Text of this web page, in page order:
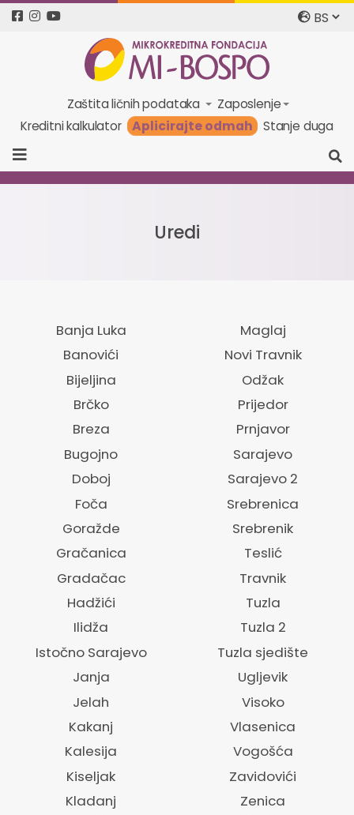
Zaštita ličnih podataka
Zaposlenje
Kreditni kalkulator
Aplicirajte odmah Stanje duga
Uredi
Banja Luka
Banovići
Bijeljina
Brčko
Breza
Bugojno
Doboj
Foča
Goražde
Gračanica
Gradačac
Hadžići
Ilidža
Istočno Sarajevo
Janja
Jelah
Kakanj
Kalesija
Kiseljak
Kladanj
Maglaj
Novi Travnik
Odžak
Prijedor
Prnjavor
Sarajevo
Sarajevo 2
Srebrenica
Srebrenik
Teslić
Travnik
Tuzla
Tuzla 2
Tuzla sjedište
Ugljevik
Visoko
Vlasenica
Vogošća
Zavidovići
Zenica